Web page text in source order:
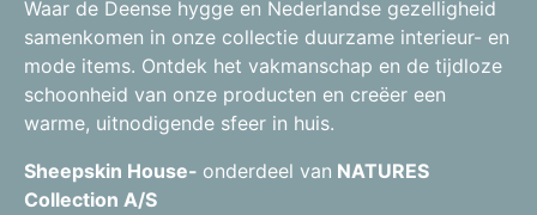
Waar de Deense hygge en Nederlandse gezelligheid
samenkomen in onze collectie duurzame interieur- en
mode items. Ontdek het vakmanschap en de tijdloze
schoonheid van onze producten en creëer een
warme, uitnodigende sfeer in huis.
Sheepskin House- onderdeel van NATURES
Collection A/S